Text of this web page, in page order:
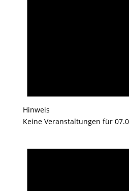
Hinweis
Keine Veranstaltungen für